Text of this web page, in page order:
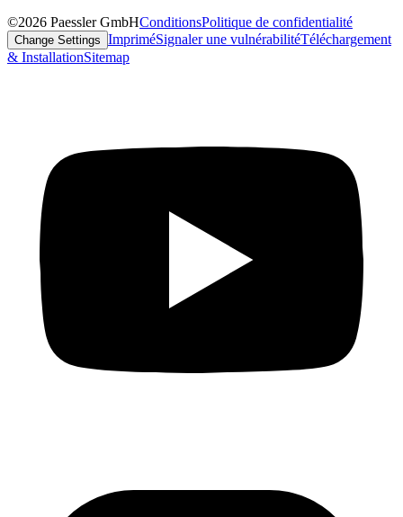
©2026 Paessler GmbHConditionsPolitique de confidentialité
Change Settings ImpriméSignaler une vulnérabilitéTéléchargement
& InstallationSitemap